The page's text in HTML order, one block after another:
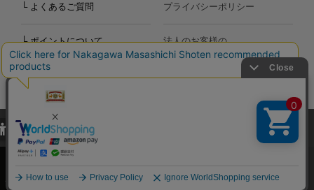
└ よくあるご質問
└ ポイントについて
お問い合わせ
プライバシーポリシー
法人のお客様の
お問い合わせ
Copyright©2000-2026
Nakagawa Masashichi Shoten All Rights Reserved.
当サイトでは、当サイト内における閲覧履歴・属性情報などの取得およ
び利便性向上のためにクッキー（Cookie）を使用いたします。詳細に
関しては「プライバシーポリシー
承諾する